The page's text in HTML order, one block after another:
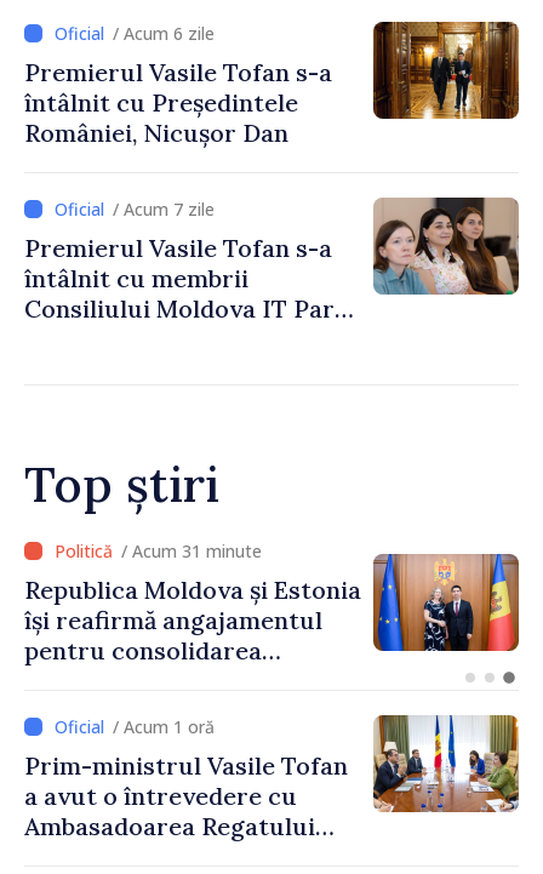
Republicii Moldova de
menținerea păcii și ordinii de
drept în perimetrul Zonei de
Securitate
/ Acum 6 zile
Premierul Vasile Tofan s-a
întâlnit cu Președintele
României, Nicușor Dan
/ Acum 7 zile
Premierul Vasile Tofan s-a
întâlnit cu membrii
Consiliului Moldova IT Park:
Top știri
/ Acum 25 minute
Poliția îndeamnă șoferii să
respecte regulile de
circulație în contextul
perioada concediilor
/ Acum 1 oră
Prim-ministrul Vasile Tofan
a avut o întrevedere cu
Ambasadoarea Regatului